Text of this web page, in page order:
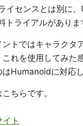
イセンスとは別に
トライアルがありま
ントではキャラク
れを使用してみた
Humanoidに対応
ちらです。
ト